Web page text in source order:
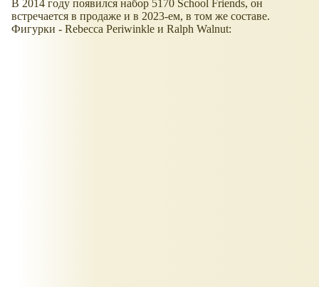
В 2014 году появился набор 5170 School Friends, он
встречается в продаже и в 2023-ем, в том же составе.
Фигурки - Rebecca Periwinkle и Ralph Walnut: